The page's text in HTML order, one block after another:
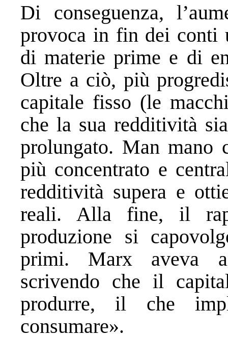
Di conseguenza,
provoca in fin dei conti
di materie prime e di
Oltre a ciò, più
capitale fisso (le
che la sua redditività
prolungato. Man mano
più concentrato e
redditività supera e
reali. Alla fine, il
produzione si
primi. Marx aveva
scrivendo che il
produrre, il che
consumare».